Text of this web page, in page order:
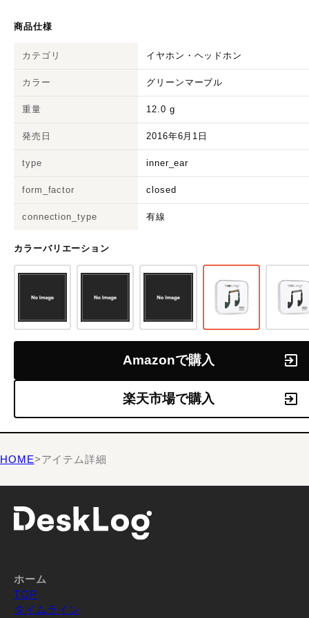
商品仕様
カテゴリ イヤホン・ヘッドホン
カラー グリーンマーブル
重量 12.0 g
発売日 2016年6月1日
type inner_ear
form_factor closed
connection_type 有線
カラーバリエーション
Amazonで購入
楽天市場で購入
HOME>アイテム詳細
ホーム
TOP
タイムライン